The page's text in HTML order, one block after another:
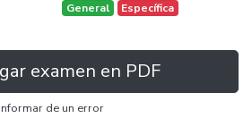
General Específica
examen en PDF
Informar de un error